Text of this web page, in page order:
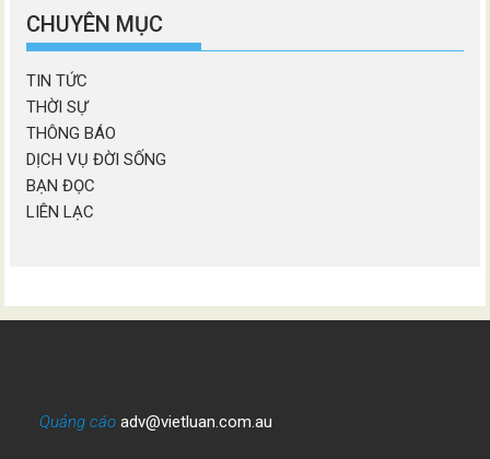
mục
CHUYÊN MỤC
TIN TỨC
THỜI SỰ
THÔNG BÁO
DỊCH VỤ ĐỜI SỐNG
BẠN ĐỌC
LIÊN LẠC
Quảng cáo adv@vietluan.com.au